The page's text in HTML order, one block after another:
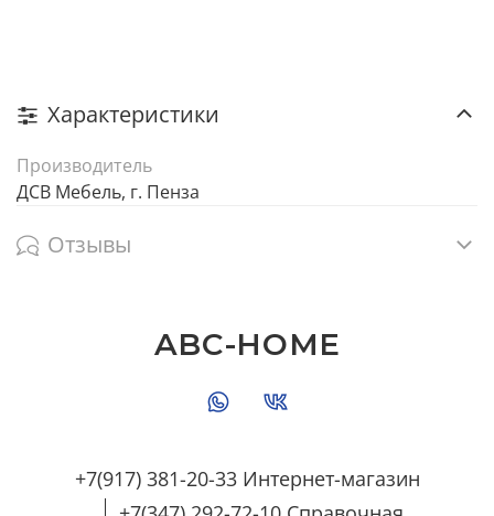
Характеристики
Производитель
ДСВ Мебель, г. Пенза
Отзывы
+7(917) 381-20-33 Интернет-магазин
ABC-HOME